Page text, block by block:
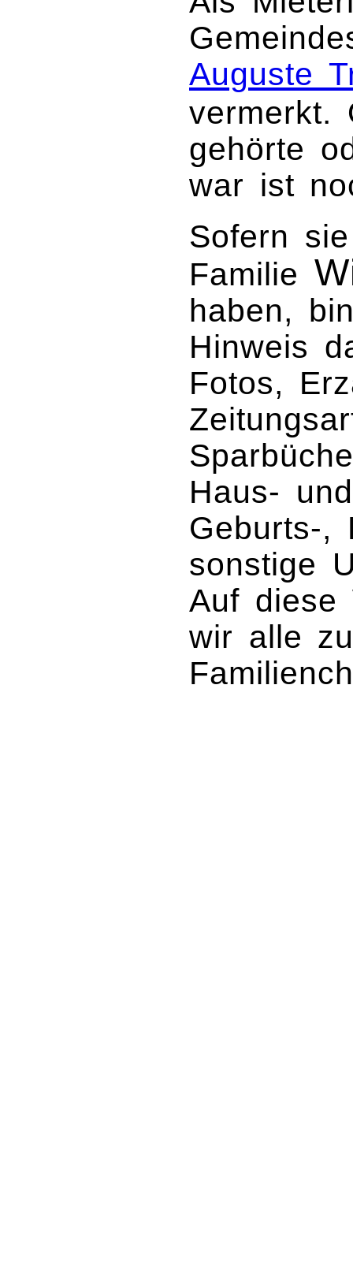
Auguste
vermerkt.
gehörte
war ist
Sofern
Familie
haben,
Hinweis
Fotos,
Haus-
Geburts-,
sonstige
Auf diese
wir alle